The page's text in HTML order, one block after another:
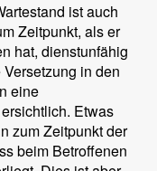
ist auch
Zeitpunkt, als er
hat, dienstunfähig
in den
eine
Etwas
zum Zeitpunkt der
beim Betroffenen